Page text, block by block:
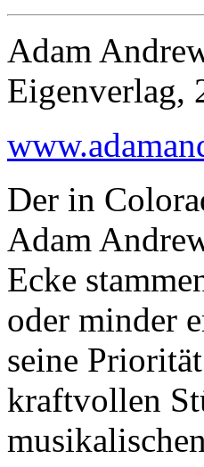
Adam
Eigenverlag,
Der in
Adam
Ecke
oder minder
seine
kraftvollen